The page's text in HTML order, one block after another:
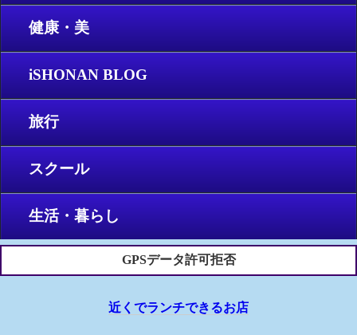
健康・美
iSHONAN BLOG
旅行
スクール
生活・暮らし
GPSデータ許可拒否
近くでランチできるお店